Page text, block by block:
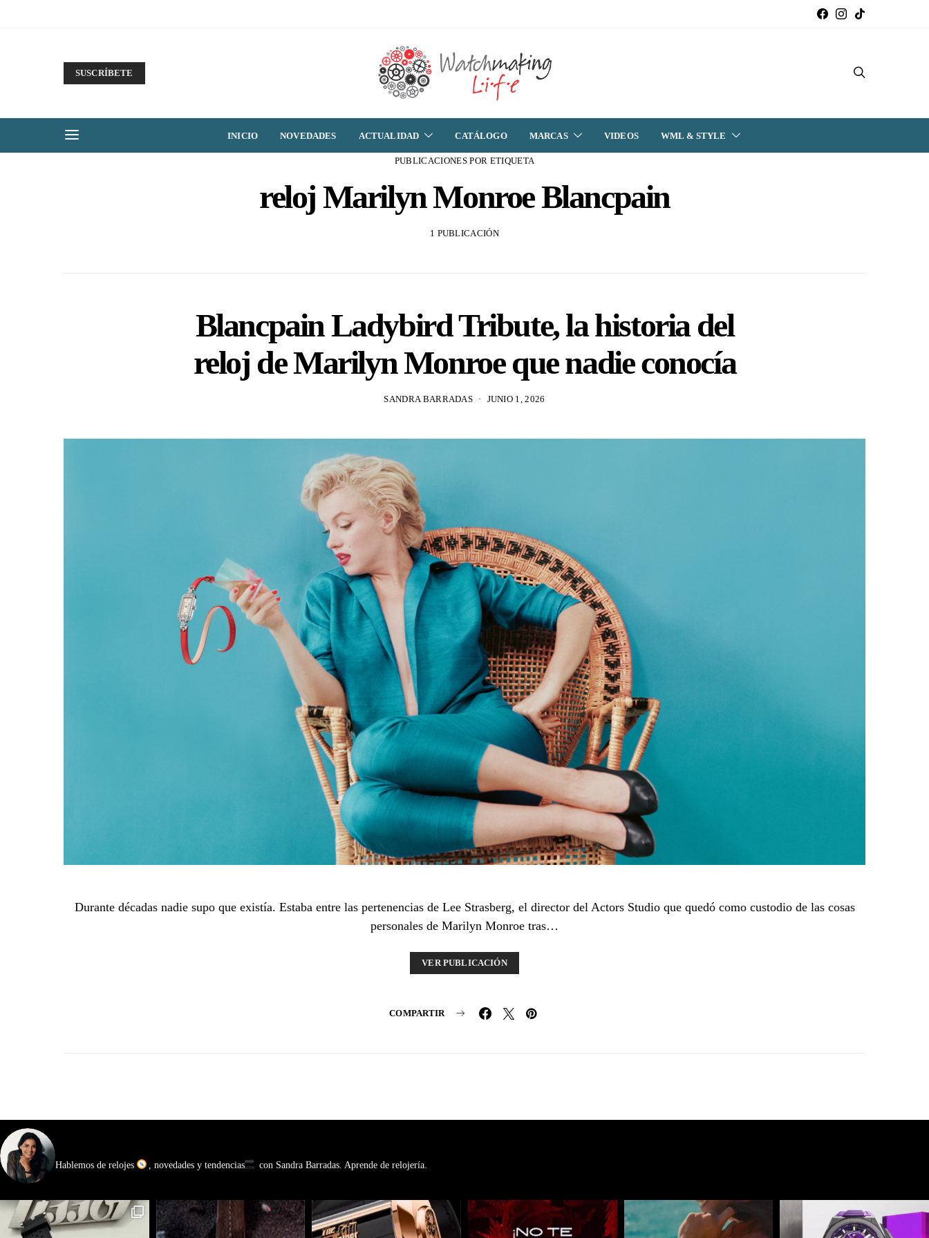
SUSCRÍBETE
INICIO NOVEDADES ACTUALIDAD CATÁLOGO MARCAS VIDEOS WML & STYLE
PUBLICACIONES POR ETIQUETA
reloj Marilyn Monroe Blancpain
1 PUBLICACIÓN
Blancpain Ladybird Tribute, la historia del
reloj de Marilyn Monroe que nadie conocía
SANDRA BARRADAS JUNIO 1, 2026
Durante décadas nadie supo que existía. Estaba entre las pertenencias de Lee Strasberg, el director del Actors Studio que quedó como custodio de las cosas
personales de Marilyn Monroe tras…
VER PUBLICACIÓN
COMPARTIR
Hablemos de relojes , novedades y tendencias con Sandra Barradas. Aprende de relojería.